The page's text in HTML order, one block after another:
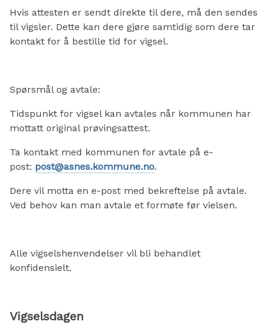
Hvis attesten er sendt direkte til dere, må den sendes
til vigsler. Dette kan dere gjøre samtidig som dere tar
kontakt for å bestille tid for vigsel.
Spørsmål og avtale:
Tidspunkt for vigsel kan avtales når kommunen har
mottatt original prøvingsattest.
Ta kontakt med kommunen for avtale på e-
post: post@asnes.kommune.no.
Dere vil motta en e-post med bekreftelse på avtale.
Ved behov kan man avtale et formøte før vielsen.
Alle vigselshenvendelser vil bli behandlet
konfidensielt.
Vigselsdagen